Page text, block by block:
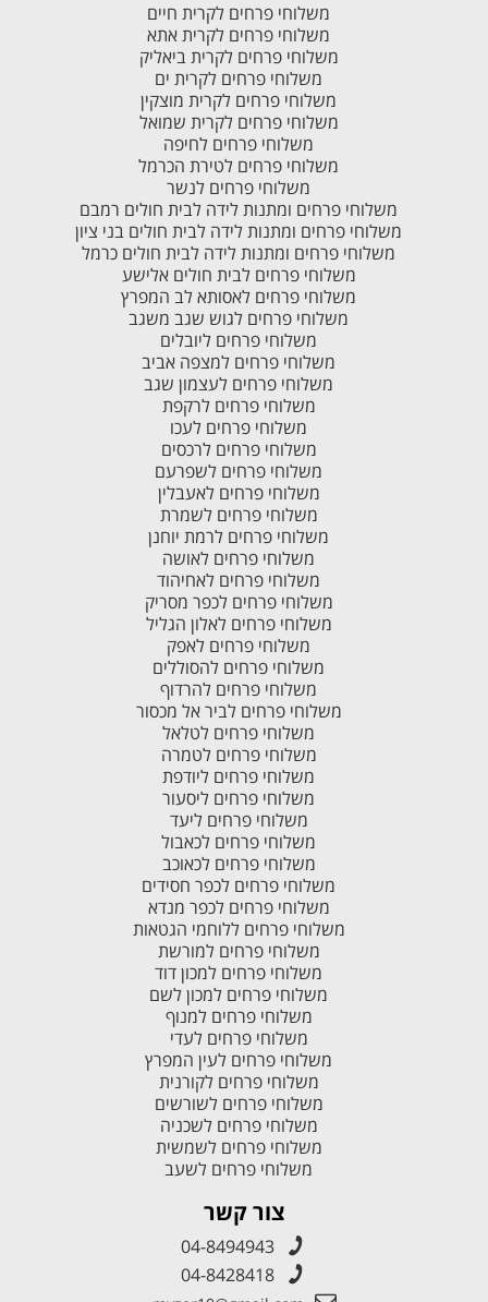
משלוחי פרחים לקרית חיים
משלוחי פרחים לקרית אתא
משלוחי פרחים לקרית ביאליק
משלוחי פרחים לקרית ים
משלוחי פרחים לקרית מוצקין
משלוחי פרחים לקרית שמואל
משלוחי פרחים לחיפה
משלוחי פרחים לטירת הכרמל
משלוחי פרחים לנשר
משלוחי פרחים ומתנות לידה לבית חולים רמבם
משלוחי פרחים ומתנות לידה לבית חולים בני ציון
משלוחי פרחים ומתנות לידה לבית חולים כרמל
משלוחי פרחים לבית חולים אלישע
משלוחי פרחים לאסותא לב המפרץ
משלוחי פרחים לגוש שגב משגב
משלוחי פרחים ליובלים
משלוחי פרחים למצפה אביב
משלוחי פרחים לעצמון שגב
משלוחי פרחים לרקפת
משלוחי פרחים לעכו
משלוחי פרחים לרכסים
משלוחי פרחים לשפרעם
משלוחי פרחים לאעבלין
משלוחי פרחים לשמרת
משלוחי פרחים לרמת יוחנן
משלוחי פרחים לאושה
משלוחי פרחים לאחיהוד
משלוחי פרחים לכפר מסריק
משלוחי פרחים לאלון הגליל
משלוחי פרחים לאפק
משלוחי פרחים להסוללים
משלוחי פרחים להרדוף
משלוחי פרחים לביר אל מכסור
משלוחי פרחים לטלאל
משלוחי פרחים לטמרה
משלוחי פרחים ליודפת
משלוחי פרחים ליסעור
משלוחי פרחים ליעד
משלוחי פרחים לכאבול
משלוחי פרחים לכאוכב
משלוחי פרחים לכפר חסידים
משלוחי פרחים לכפר מנדא
משלוחי פרחים ללוחמי הגטאות
משלוחי פרחים למורשת
משלוחי פרחים למכון דוד
משלוחי פרחים למכון לשם
משלוחי פרחים למנוף
משלוחי פרחים לעדי
משלוחי פרחים לעין המפרץ
משלוחי פרחים לקורנית
משלוחי פרחים לשורשים
משלוחי פרחים לשכניה
משלוחי פרחים לשמשית
משלוחי פרחים לשעב
צור קשר
04-8494943
04-8428418